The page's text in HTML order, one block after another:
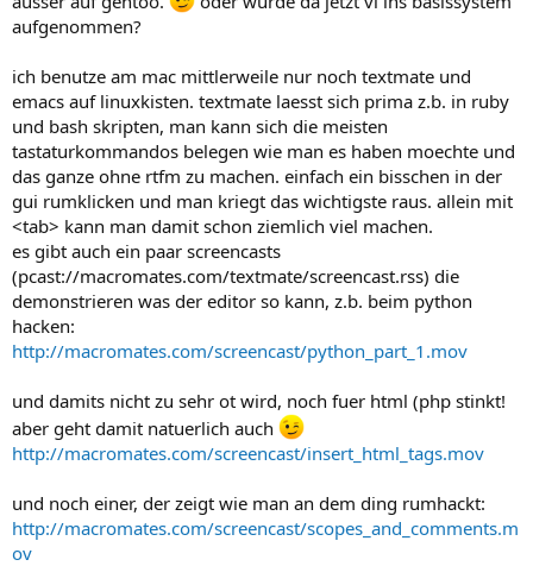
aufgenommen?
ich benutze am mac mittlerweile nur noch textmate und
emacs auf linuxkisten. textmate laesst sich prima z.b. in ruby
und bash skripten, man kann sich die meisten
tastaturkommandos belegen wie man es haben moechte und
das ganze ohne rtfm zu machen. einfach ein bisschen in der
gui rumklicken und man kriegt das wichtigste raus. allein mit
<tab> kann man damit schon ziemlich viel machen.
es gibt auch ein paar screencasts
(pcast://macromates.com/textmate/screencast.rss) die
demonstrieren was der editor so kann, z.b. beim python
hacken:
http://macromates.com/screencast/python_part_1.mov
und damits nicht zu sehr ot wird, noch fuer html (php stinkt!
aber geht damit natuerlich auch
http://macromates.com/screencast/insert_html_tags.mov
und noch einer, der zeigt wie man an dem ding rumhackt:
http://macromates.com/screencast/scopes_and_comments.m
ov